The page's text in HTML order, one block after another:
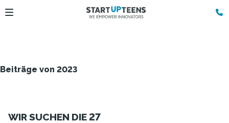
Beiträge von 2023
WIR SUCHEN DIE 27